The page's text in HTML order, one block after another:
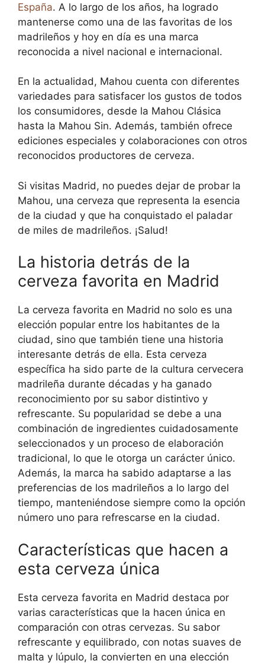
España. A lo largo de los años, ha logrado
mantenerse como una de las favoritas de los
madrileños y hoy en día es una marca
reconocida a nivel nacional e internacional.
En la actualidad, Mahou cuenta con diferentes
variedades para satisfacer los gustos de todos
los consumidores, desde la Mahou Clásica
hasta la Mahou Sin. Además, también ofrece
ediciones especiales y colaboraciones con otros
reconocidos productores de cerveza.
Si visitas Madrid, no puedes dejar de probar la
Mahou, una cerveza que representa la esencia
de la ciudad y que ha conquistado el paladar
de miles de madrileños. ¡Salud!
La historia detrás de la
cerveza favorita en Madrid
La cerveza favorita en Madrid no solo es una
elección popular entre los habitantes de la
ciudad, sino que también tiene una historia
interesante detrás de ella. Esta cerveza
específica ha sido parte de la cultura cervecera
madrileña durante décadas y ha ganado
reconocimiento por su sabor distintivo y
refrescante. Su popularidad se debe a una
combinación de ingredientes cuidadosamente
seleccionados y un proceso de elaboración
tradicional, lo que le otorga un carácter único.
Además, la marca ha sabido adaptarse a las
preferencias de los madrileños a lo largo del
tiempo, manteniéndose siempre como la opción
número uno para refrescarse en la ciudad.
Características que hacen a
esta cerveza única
Esta cerveza favorita en Madrid destaca por
varias características que la hacen única en
comparación con otras cervezas. Su sabor
refrescante y equilibrado, con notas suaves de
malta y lúpulo, la convierten en una elección